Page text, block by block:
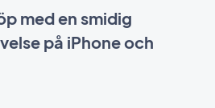
med en smidig
på iPhone och